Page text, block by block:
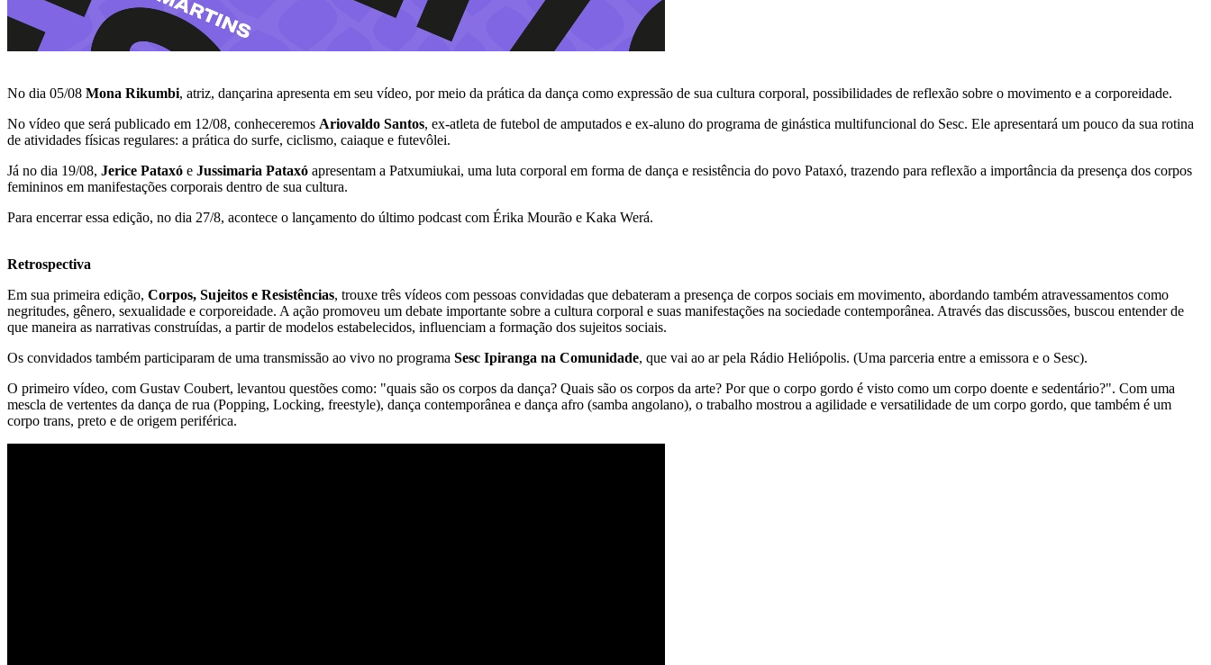
No dia 05/08 Mona Rikumbi, atriz, dançarina apresenta em seu vídeo, por meio da prática da dança como expressão de sua cultura corporal, possibilidades de reflexão sobre o movimento e a corporeidade.
No vídeo que será publicado em 12/08, conheceremos Ariovaldo Santos, ex-atleta de futebol de amputados e ex-aluno do programa de ginástica multifuncional do Sesc. Ele apresentará um pouco da sua rotina
de atividades físicas regulares: a prática do surfe, ciclismo, caiaque e futevôlei.
Já no dia 19/08, Jerice Pataxó e Jussimaria Pataxó apresentam a Patxumiukai, uma luta corporal em forma de dança e resistência do povo Pataxó, trazendo para reflexão a importância da presença dos corpos
femininos em manifestações corporais dentro de sua cultura.
Para encerrar essa edição, no dia 27/8, acontece o lançamento do último podcast com Érika Mourão e Kaka Werá.
Retrospectiva
Em sua primeira edição, Corpos, Sujeitos e Resistências, trouxe três vídeos com pessoas convidadas que debateram a presença de corpos sociais em movimento, abordando também atravessamentos como
negritudes, gênero, sexualidade e corporeidade. A ação promoveu um debate importante sobre a cultura corporal e suas manifestações na sociedade contemporânea. Através das discussões, buscou entender de
que maneira as narrativas construídas, a partir de modelos estabelecidos, influenciam a formação dos sujeitos sociais.
Os convidados também participaram de uma transmissão ao vivo no programa Sesc Ipiranga na Comunidade, que vai ao ar pela Rádio Heliópolis. (Uma parceria entre a emissora e o Sesc).
O primeiro vídeo, com Gustav Coubert, levantou questões como: "quais são os corpos da dança? Quais são os corpos da arte? Por que o corpo gordo é visto como um corpo doente e sedentário?". Com uma
mescla de vertentes da dança de rua (Popping, Locking, freestyle), dança contemporânea e dança afro (samba angolano), o trabalho mostrou a agilidade e versatilidade de um corpo gordo, que também é um
corpo trans, preto e de origem periférica.